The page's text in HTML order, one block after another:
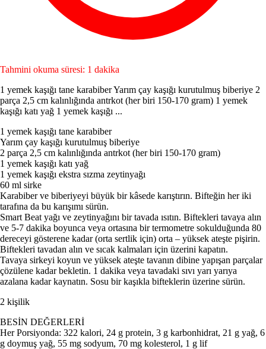
Tahmini okuma süresi: 1 dakika
1 yemek kaşığı tane karabiber Yarım çay kaşığı kurutulmuş biberiye 2
parça 2,5 cm kalınlığında antrkot (her biri 150-170 gram) 1 yemek
kaşığı katı yağ 1 yemek kaşığı ...
1 yemek kaşığı tane karabiber
Yarım çay kaşığı kurutulmuş biberiye
2 parça 2,5 cm kalınlığında antrkot (her biri 150-170 gram)
1 yemek kaşığı katı yağ
1 yemek kaşığı ekstra sızma zeytinyağı
60 ml sirke
Karabiber ve biberiyeyi büyük bir kâsede karıştırın. Bifteğin her iki
tarafına da bu karışımı sürün.
Smart Beat yağı ve zeytinyağını bir tavada ısıtın. Biftekleri tavaya alın
ve 5-7 dakika boyunca veya ortasına bir termometre sokulduğunda 80
dereceyi gösterene kadar (orta sertlik için) orta – yüksek ateşte pişirin.
Biftekleri tavadan alın ve sıcak kalmaları için üzerini kapatın.
Tavaya sirkeyi koyun ve yüksek ateşte tavanın dibine yapışan parçalar
çözülene kadar bekletin. 1 dakika veya tavadaki sıvı yarı yarıya
azalana kadar kaynatın. Sosu bir kaşıkla bifteklerin üzerine sürün.
2 kişilik
BESİN DEĞERLERİ
Her Porsiyonda: 322 kalori, 24 g protein, 3 g karbonhidrat, 21 g yağ, 6
g doymuş yağ, 55 mg sodyum, 70 mg kolesterol, 1 g lif